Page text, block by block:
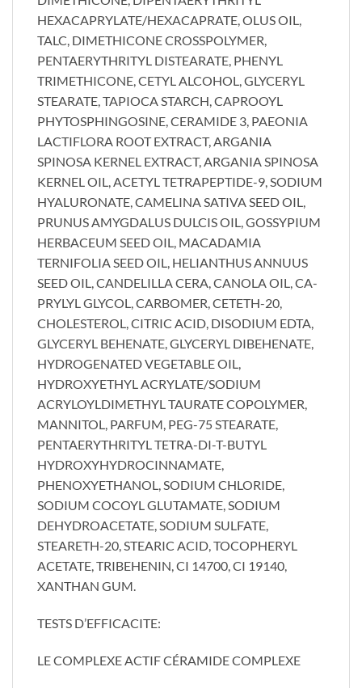
HEXACAPRYLATE/HEXACAPRATE, OLUS OIL,
TALC, DIMETHICONE CROSSPOLYMER,
PENTAERYTHRITYL DISTEARATE, PHENYL
TRIMETHICONE, CETYL ALCOHOL, GLYCERYL
STEARATE, TAPIOCA STARCH, CAPROOYL
PHYTOSPHINGOSINE, CERAMIDE 3, PAEONIA
LACTIFLORA ROOT EXTRACT, ARGANIA
SPINOSA KERNEL EXTRACT, ARGANIA SPINOSA
KERNEL OIL, ACETYL TETRAPEPTIDE-9, SODIUM
HYALURONATE, CAMELINA SATIVA SEED OIL,
PRU­NUS AMYGDALUS DULCIS OIL, GOSSYPIUM
HERBACEUM SEED OIL, MACADAMIA
TERNIFOLIA SEED OIL, HELIANTHUS ANNUUS
SEED OIL, CANDELILLA CERA, CANOLA OIL, CA­
PRYLYL GLYCOL, CARBOMER, CETETH-20,
CHOLESTEROL, CITRIC ACID, DISODIUM EDTA,
GLYCERYL BEHENATE, GLYCERYL DIBEHENATE,
HYDROGENATED VEGETABLE OIL,
HYDROXYETHYL ACRYLATE/SODIUM
ACRYLOYLDI­METHYL TAURATE COPOLYMER,
MANNITOL, PARFUM, PEG-75 STEARATE,
PENTAERYTHRITYL TETRA-DI-T-BUTYL
HYDROXYHYDROCINNAMATE,
PHENOXYETHANOL, SO­DIUM CHLORIDE,
SODIUM COCOYL GLUTAMATE, SODIUM
DEHYDROACETATE, SODIUM SULFATE,
STEARETH-20, STE­ARIC ACID, TOCOPHERYL
ACETATE, TRIBEHENIN, CI 14700, CI 19140,
XANTHAN GUM.
TESTS D’EFFICACITE:
LE COMPLEXE ACTIF CÉRAMIDE COMPLEXE